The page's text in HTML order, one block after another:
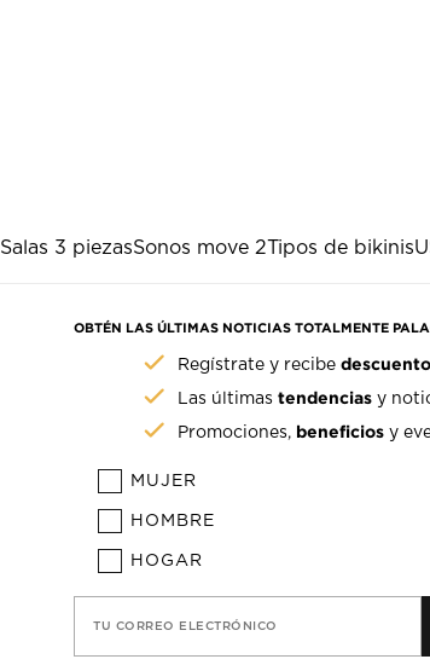
Salas 3 piezasSonos move 2Tipos de bikinis
OBTÉN LAS ÚLTIMAS NOTICIAS TOTALMENTE
Regístrate y recibe
Las últimastendencias y
Promociones, beneficios y
MUJER
HOMBRE
HOGAR
TU CORREO ELECTRÓNICO